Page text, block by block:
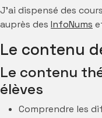
J’ai dispensé des
auprès des InfoNums
Le contenu
Le contenu
élèves
Comprendre les